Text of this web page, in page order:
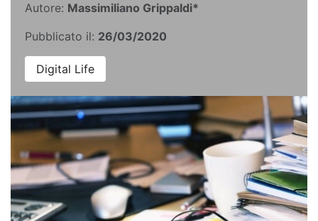
Autore: Massimiliano Grippaldi*
Pubblicato il: 26/03/2020
Digital Life